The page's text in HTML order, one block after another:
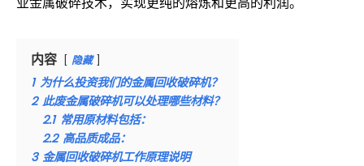
内容 隐藏
1 为什么投资我们的金属回收破碎机？
2 此废金属破碎机可以处理哪些材料？
2.1 常用原材料包括：
2.2 高品质成品：
3 金属回收破碎机工作原理说明